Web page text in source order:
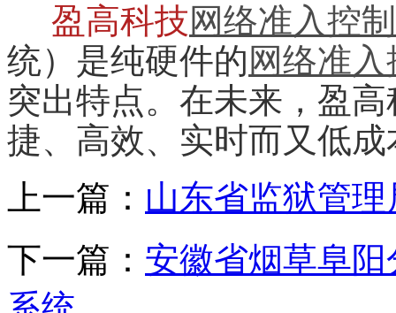
盈高科技网络准入控制
统）是纯硬件的 网络准
突出特点。在未来，盈
捷、高效、实时而又低
上一篇： 山东省监狱管
下一篇： 安徽省烟草阜